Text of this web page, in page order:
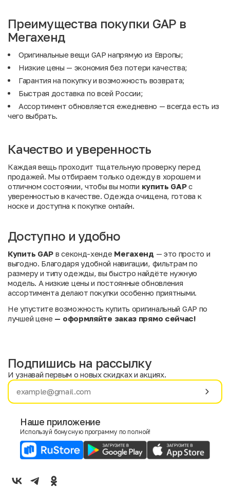
Преимущества покупки GAP в
Мегахенд
Оригинальные вещи GAP напрямую из Европы;
Низкие цены — экономия без потери качества;
Гарантия на покупку и возможность возврата;
Быстрая доставка по всей России;
Ассортимент обновляется ежедневно — всегда есть из
чего выбрать.
Качество и уверенность
Каждая вещь проходит тщательную проверку перед
продажей. Мы отбираем только одежду в хорошем и
отличном состоянии, чтобы вы могли купить GAPс
уверенностью в качестве. Одежда очищена, готова к
носке и доступна к покупке онлайн.
Доступно и удобно
Купить GAP в секонд-хенде Мегахенд — это просто и
выгодно. Благодаря удобной навигации, фильтрам по
размеру и типу одежды, вы быстро найдёте нужную
модель. А низкие цены и постоянные обновления
ассортимента делают покупки особенно приятными.
Не упустите возможность купить оригинальный GAP по
лучшей цене — оформляйте заказ прямо сейчас!
Имя
E-mail
Подпишись на рассылку
И узнавай первым о новых скидках и акциях.
Наше приложение
Используй бонусную программу по полной!